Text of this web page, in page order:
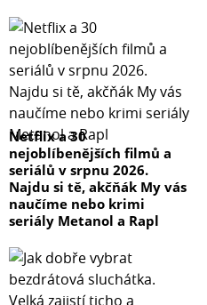
Netflix a 30
nejoblíbenějších filmů a
seriálů v srpnu 2026.
Najdu si tě, akčňák My vás
naučíme nebo krimi
seriály Metanol a Rapl